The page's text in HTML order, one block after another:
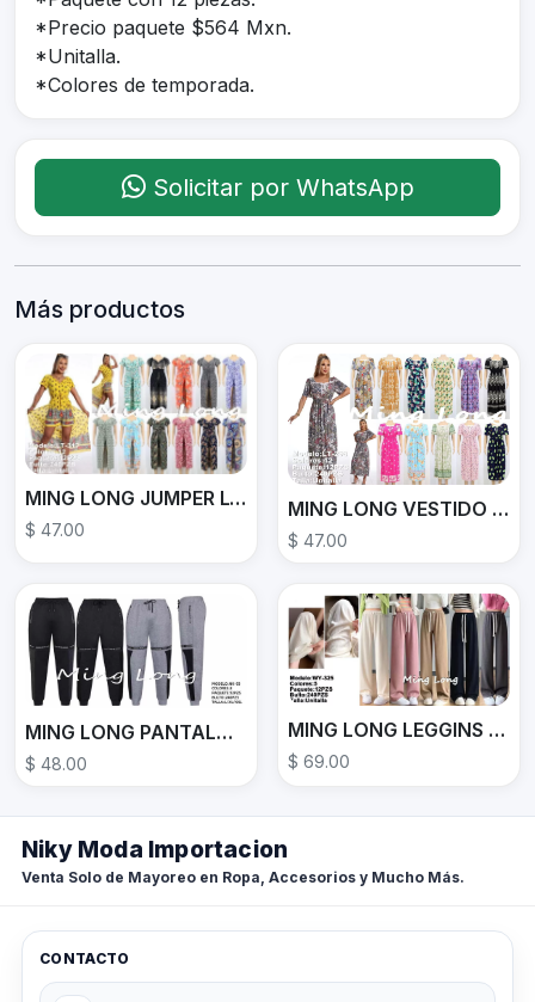
*Precio paquete $564 Mxn.
*Unitalla.
*Colores de temporada.
Solicitar por WhatsApp
Más productos
MING LONG JUMPER LT-317
$ 47.00
MING LONG VESTIDO LT-298
$ 47.00
MING LONG PANTALÓN DEPORTIVO NK-93
$ 48.00
MING LONG LEGGINS WY-326
$ 69.00
Niky Moda Importacion
Venta Solo de Mayoreo en Ropa, Accesorios y Mucho Más.
CONTACTO